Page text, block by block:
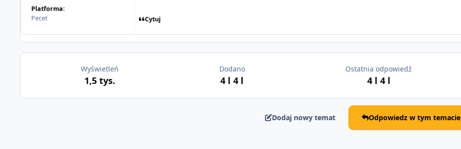
Platforma:
Pecet
Cytuj
Wyświetleń
1,5 tys.
Dodano
4 l4 l
Ostatnia odpowiedź
4 l 4 l
Dodaj nowy temat Odpowiedz w tym temacie